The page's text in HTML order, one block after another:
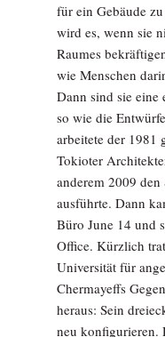
für ein Gebäude
wird es, wenn sie
Raumes
wie Menschen
Dann sind sie eine
so wie die
arbeitete der 1981
Tokioter
anderem 2009
ausführte. Dann
Büro June 14 und
Office. Kürzlich
Universität für
Chermayeffs
heraus: Sein
neu konfigurieren.